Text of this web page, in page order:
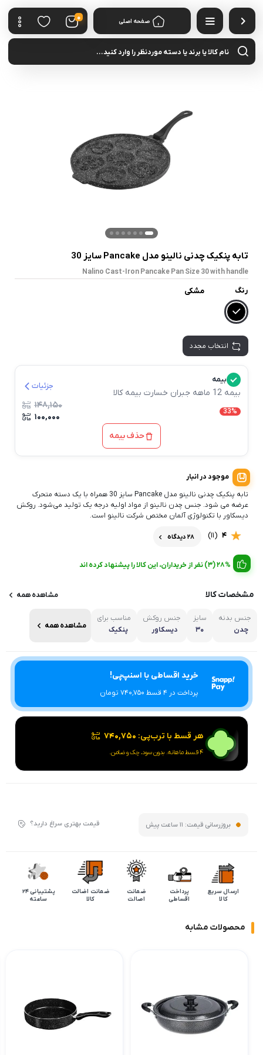
صفحه اصلی 0
تابه پنکیک چدنی نالینو مدل Pancake سایز 30
Nalino Cast-Iron Pancake Pan Size 30 with handle
رنگ مشکی
انتخاب مجدد
بیمه
بیمه 12 ماهه جبران خسارت بیمه کالا
جزئیات
حذف بیمه
33%
۱۴۸,۱۵۰
۱۰۰,۰۰۰
موجود در انبار
تابه پنکیک چدنی نالینو مدل Pancake سایز 30 همراه با یک دسته متحرک
عرضه می شود. جنس چدن نالینو از مواد اولیه درجه یک تولید می‌شود. روکش
دیسکاور با تکنولوژی آلمان مختص شرکت نالینو است.
4
(11) 28 دیدگاه
28% (3) نفر از خریداران، این کالا را پیشنهاد کرده اند
مشخصات کالا مشاهده همه
جنس بدنه
چدن
سایز
۳۰
جنس روکش
دیسکاور
مناسب برای
پنکیک
مشاهده همه
خرید اقساطی با اسنپ‌پی!
پرداخت در 4 قسط ۷۴۰٬۷۵۰ تومان
هر قسط با ترب‌پی: ۷۴۰,۷۵۰
۴ قسط ماهانه. بدون سود، چک و ضامن.
بروزرسانی قیمت: 11 ساعت پیش قیمت بهتری سراغ دارید؟
ارسال سریع
کالا
پرداخت
اقساطی
ضمانت
اصالت
ضمانت اضالت
کالا
پشتیبانی 24
ساعته
محصولات مشابه